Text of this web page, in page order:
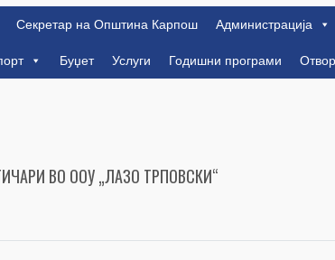
Секретар на Општина Карпош Администрација
Буџет Услуги Годишни програми
ВО ООУ „ЛАЗО ТРПОВСКИ“